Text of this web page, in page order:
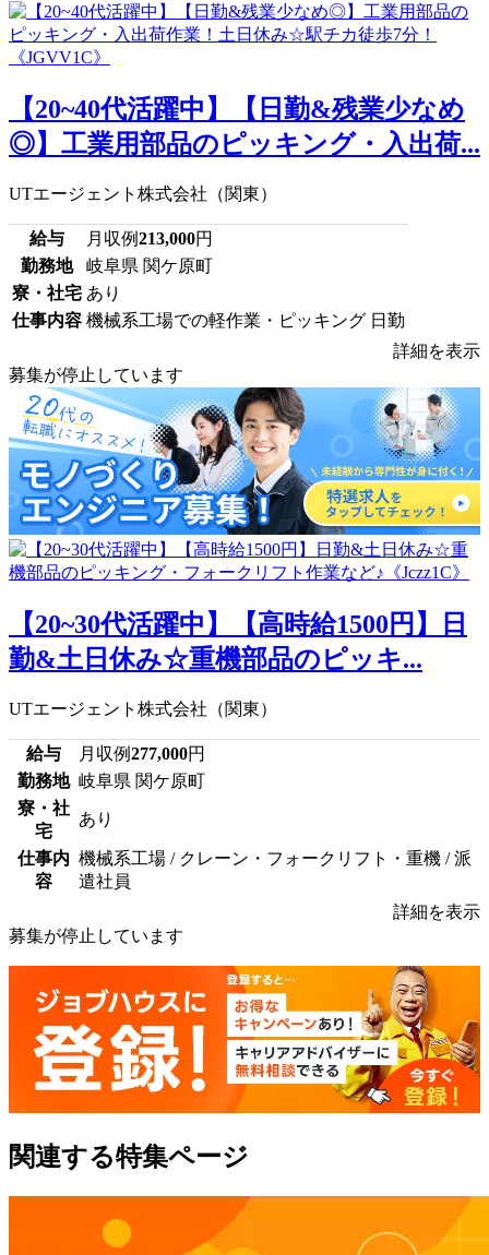
【20~40代活躍中】【日勤&残業少なめ
◎】工業用部品のピッキング・入出荷...
UTエージェント株式会社（関東）
給与 月収例213,000円
勤務地
岐阜県 関ケ原町
寮・社宅 あり
仕事内容 機械系工場での軽作業・ピッキング 日勤
詳細を表示
募集が停止しています
【20~30代活躍中】【高時給1500円】日
勤&土日休み☆重機部品のピッキ...
UTエージェント株式会社（関東）
給与 月収例277,000円
勤務地 岐阜県 関ケ原町
寮・社
宅
あり
仕事内
容
機械系工場 / クレーン・フォークリフト・重機 / 派
遣社員
詳細を表示
募集が停止しています
関連する特集ページ